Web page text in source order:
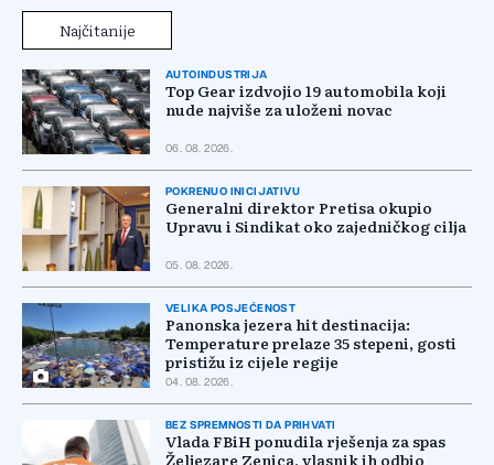
Najčitanije
AUTOINDUSTRIJA
Top Gear izdvojio 19 automobila koji
nude najviše za uloženi novac
06. 08. 2026.
POKRENUO INICIJATIVU
Generalni direktor Pretisa okupio
Upravu i Sindikat oko zajedničkog cilja
05. 08. 2026.
VELIKA POSJEĆENOST
Panonska jezera hit destinacija:
Temperature prelaze 35 stepeni, gosti
pristižu iz cijele regije
04. 08. 2026.
BEZ SPREMNOSTI DA PRIHVATI
Vlada FBiH ponudila rješenja za spas
Željezare Zenica, vlasnik ih odbio